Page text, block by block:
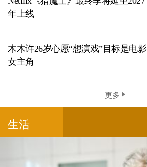
年上线
木木许26岁心愿“想演戏”目标是电影
女主角
更多
生活